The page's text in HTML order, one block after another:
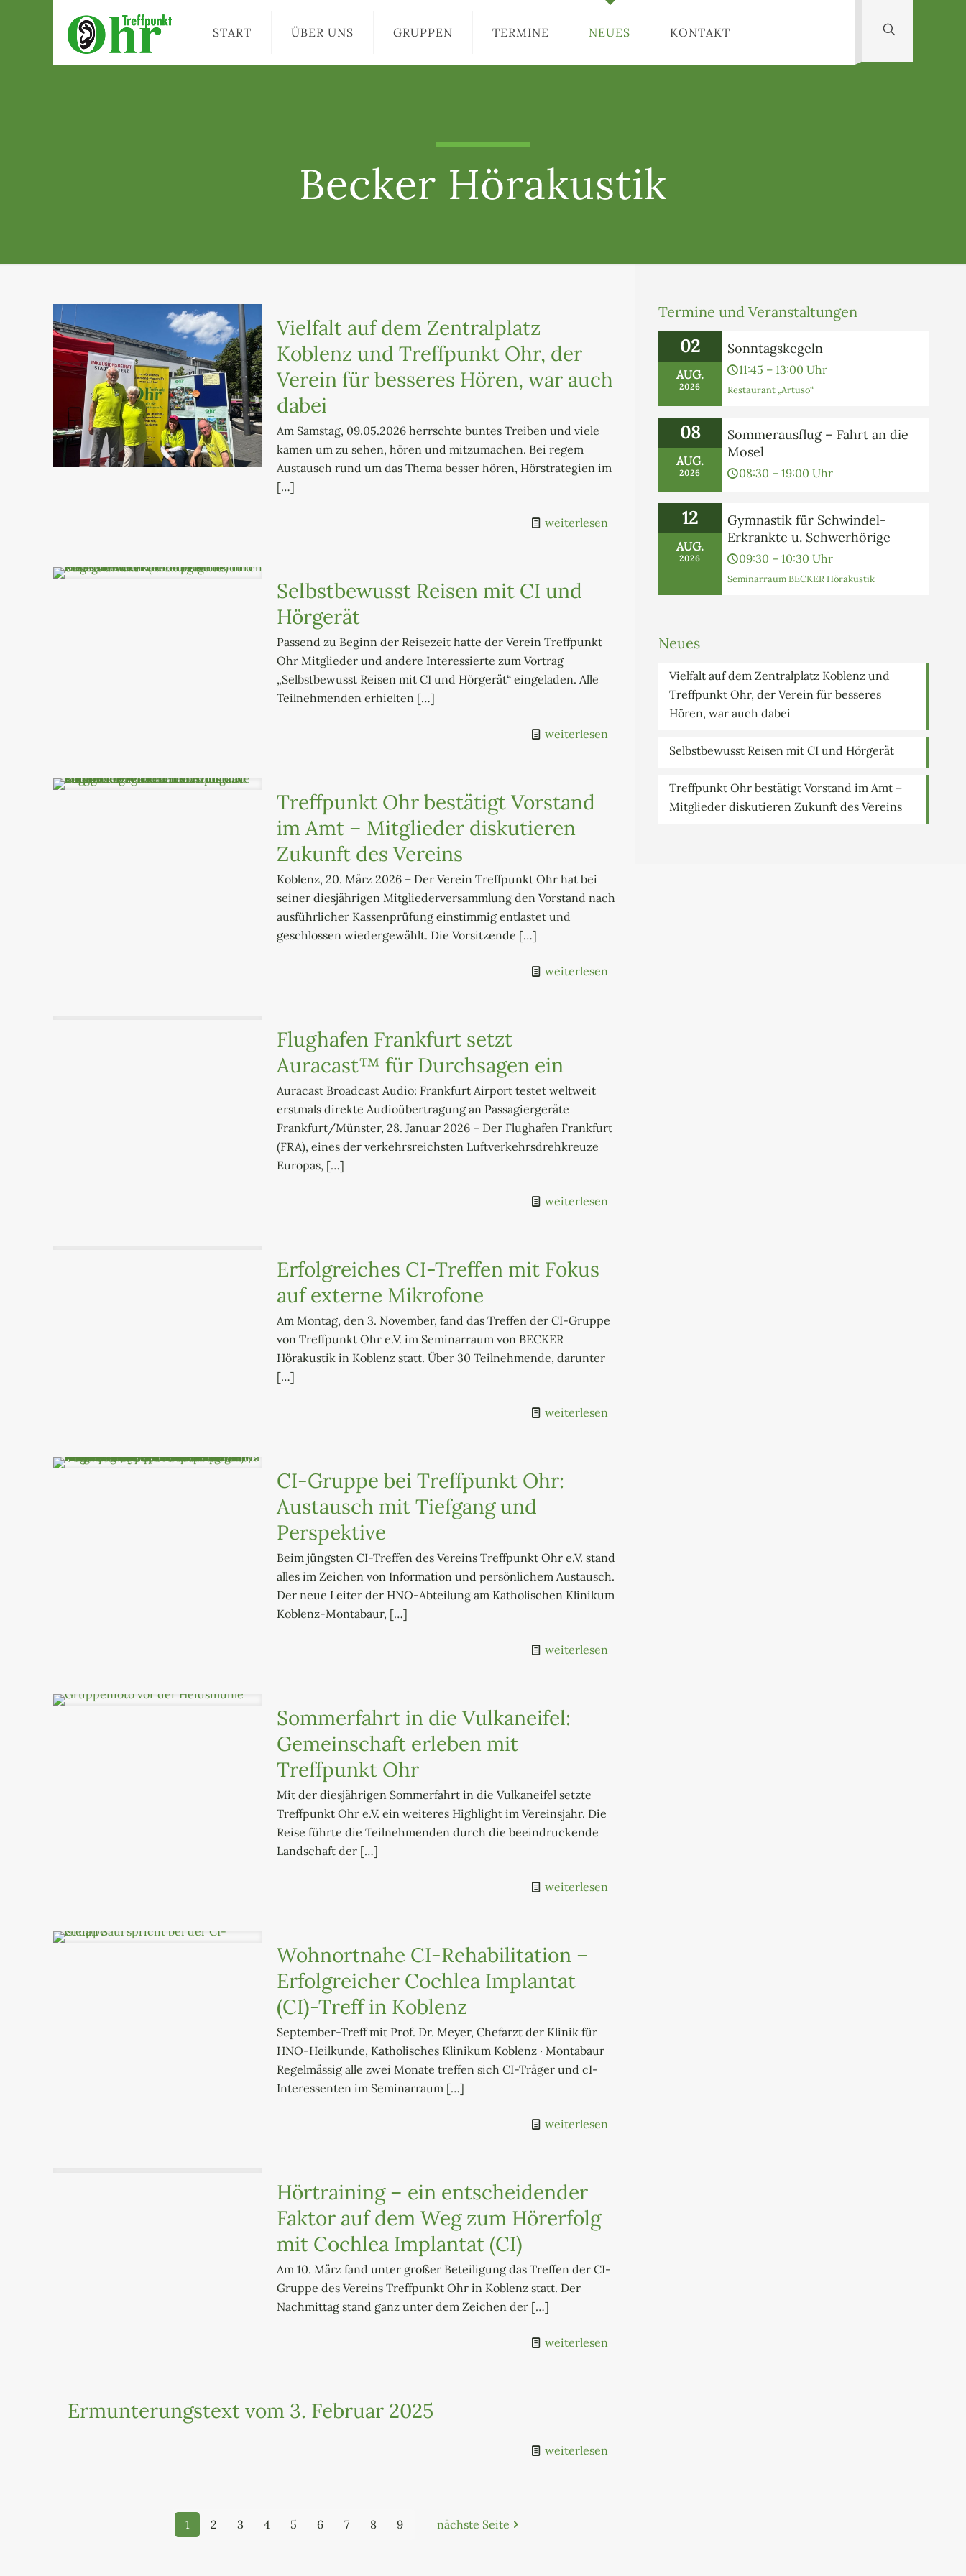
START ÜBER UNS GRUPPEN TERMINE NEUES KONTAKT
Becker Hörakustik
Vielfalt auf dem Zentralplatz
Koblenz und Treffpunkt Ohr, der
Verein für besseres Hören, war auch
dabei
Am Samstag, 09.05.2026 herrschte buntes Treiben und viele
kamen um zu sehen, hören und mitzumachen. Bei regem
Austausch rund um das Thema besser hören, Hörstrategien im
[…]
weiterlesen
Selbstbewusst Reisen mit CI und
Hörgerät
Passend zu Beginn der Reisezeit hatte der Verein Treffpunkt
Ohr Mitglieder und andere Interessierte zum Vortrag
„Selbstbewusst Reisen mit CI und Hörgerät“ eingeladen. Alle
Teilnehmenden erhielten […]
weiterlesen
Treffpunkt Ohr bestätigt Vorstand
im Amt – Mitglieder diskutieren
Zukunft des Vereins
Koblenz, 20. März 2026 – Der Verein Treffpunkt Ohr hat bei
seiner diesjährigen Mitgliederversammlung den Vorstand nach
ausführlicher Kassenprüfung einstimmig entlastet und
geschlossen wiedergewählt. Die Vorsitzende […]
weiterlesen
Flughafen Frankfurt setzt
Auracast™ für Durchsagen ein
Auracast Broadcast Audio: Frankfurt Airport testet weltweit
erstmals direkte Audioübertragung an Passagiergeräte
Frankfurt/Münster, 28. Januar 2026 – Der Flughafen Frankfurt
(FRA), eines der verkehrsreichsten Luftverkehrsdrehkreuze
Europas, […]
weiterlesen
Erfolgreiches CI-Treffen mit Fokus
auf externe Mikrofone
Am Montag, den 3. November, fand das Treffen der CI-Gruppe
von Treffpunkt Ohr e.V. im Seminarraum von BECKER
Hörakustik in Koblenz statt. Über 30 Teilnehmende, darunter
[…]
weiterlesen
CI-Gruppe bei Treffpunkt Ohr:
Austausch mit Tiefgang und
Perspektive
Beim jüngsten CI-Treffen des Vereins Treffpunkt Ohr e.V. stand
alles im Zeichen von Information und persönlichem Austausch.
Der neue Leiter der HNO-Abteilung am Katholischen Klinikum
Koblenz-Montabaur, […]
weiterlesen
Sommerfahrt in die Vulkaneifel:
Gemeinschaft erleben mit
Treffpunkt Ohr
Mit der diesjährigen Sommerfahrt in die Vulkaneifel setzte
Treffpunkt Ohr e.V. ein weiteres Highlight im Vereinsjahr. Die
Reise führte die Teilnehmenden durch die beeindruckende
Landschaft der […]
weiterlesen
Wohnortnahe CI-Rehabilitation –
Erfolgreicher Cochlea Implantat
(CI)-Treff in Koblenz
September-Treff mit Prof. Dr. Meyer, Chefarzt der Klinik für
HNO-Heilkunde, Katholisches Klinikum Koblenz · Montabaur
Regelmässig alle zwei Monate treffen sich CI-Träger und cI-
Interessenten im Seminarraum […]
weiterlesen
Hörtraining – ein entscheidender
Faktor auf dem Weg zum Hörerfolg
mit Cochlea Implantat (CI)
Am 10. März fand unter großer Beteiligung das Treffen der CI-
Gruppe des Vereins Treffpunkt Ohr in Koblenz statt. Der
Nachmittag stand ganz unter dem Zeichen der […]
weiterlesen
Ermunterungstext vom 3. Februar 2025
weiterlesen
1 2 3 4 5 6 7 8 9 nächste Seite
Termine und Veranstaltungen
02
AUG.
2026
Sonntagskegeln
11:45 – 13:00 Uhr
Restaurant „Artuso“
08
AUG.
2026
Sommerausflug – Fahrt an die
Mosel
08:30 – 19:00 Uhr
12
AUG.
2026
Gymnastik für Schwindel-
Erkrankte u. Schwerhörige
09:30 – 10:30 Uhr
Seminarraum BECKER Hörakustik
Neues
Vielfalt auf dem Zentralplatz Koblenz und
Treffpunkt Ohr, der Verein für besseres
Hören, war auch dabei
Selbstbewusst Reisen mit CI und Hörgerät
Treffpunkt Ohr bestätigt Vorstand im Amt –
Mitglieder diskutieren Zukunft des Vereins